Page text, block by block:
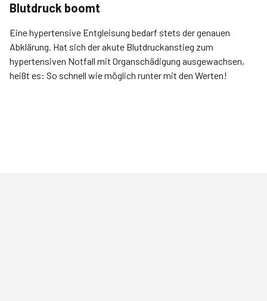
Blutdruck boomt
Eine hypertensive Entgleisung bedarf stets der genauen
Abklärung. Hat sich der akute Blutdruckanstieg zum
hypertensiven Notfall mit Organschädigung ausgewachsen,
heißt es: So schnell wie möglich runter mit den Werten!